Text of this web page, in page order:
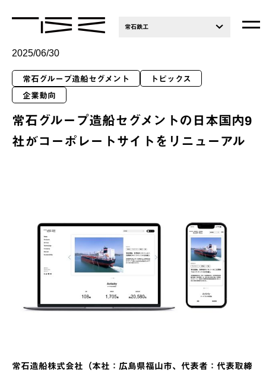
常石鉄工
2025/06/30
常石グループ造船セグメント
トピックス
企業動向
常石グループ造船セグメントの日本国内9
社がコーポレートサイトをリニューアル
常石造船株式会社（本社：広島県福山市、代表者：代表取締